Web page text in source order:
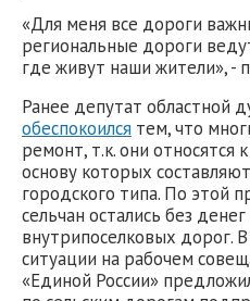
«Для меня все дороги
региональные дороги
где живут наши жители», -
Ранее депутат областной
обеспокоился тем, что
ремонт, т.к. они относятся
основу которых
городского типа. По этой
сельчан остались без
внутрипоселковых дорог.
ситуации на рабочем
«Единой России»